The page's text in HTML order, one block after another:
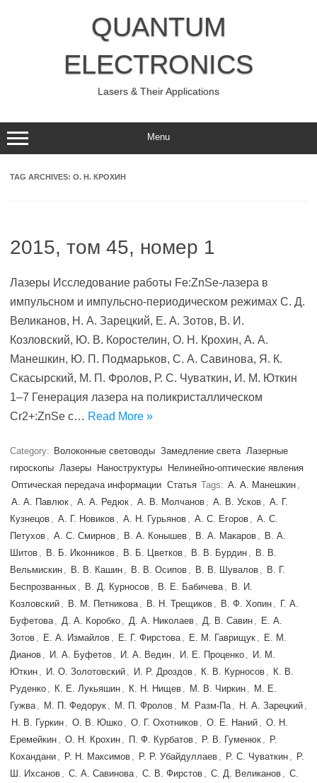
QUANTUM
ELECTRONICS
Lasers & Their Applications
Menu
TAG ARCHIVES: О. Н. КРОХИН
2015, том 45, номер 1
Лазеры Исследование работы Fe:ZnSe-лазера в
импульсном и импульсно-периодическом режимах С. Д.
Великанов, Н. А. Зарецкий, Е. А. Зотов, В. И.
Козловский, Ю. В. Коростелин, О. Н. Крохин, А. А.
Манешкин, Ю. П. Подмарьков, С. А. Савинова, Я. К.
Скасырский, М. П. Фролов, Р. С. Чуваткин, И. М. Юткин
1–7 Генерация лазера на поликристаллическом
Cr2+:ZnSe с… Read More »
Category: Волоконные световоды Замедление света Лазерные
гироскопы Лазеры Наноструктуры
Нелинейно-оптические явления
Оптическая передача информации Статья Tags: А. А. Манешкин ,
А. А. Павлюк , А. А. Редюк , А. В. Молчанов , А. В. Усков , А. Г.
Кузнецов , А. Г. Новиков , А. Н. Гурьянов , А. С. Егоров , А. С.
Петухов , А. С. Смирнов , В. А. Конышев , В. А. Макаров , В. А.
Шитов , В. Б. Иконников , В. Б. Цветков , В. В. Бурдин , В. В.
Вельмискин , В. В. Кашин , В. В. Осипов , В. В. Шувалов , В. Г.
Беспрозванных , В. Д. Курносов , В. Е. Бабичева , В. И.
Козловский , В. М. Петникова , В. Н. Трещиков , В. Ф. Хопин , Г. А.
Буфетова , Д. А. Коробко , Д. А. Николаев , Д. В. Савин , Е. А.
Зотов , Е. А. Измайлов , Е. Г. Фирстова , Е. М. Гаврищук , Е. М.
Дианов , И. А. Буфетов , И. А. Ведин , И. Е. Проценко , И. М.
Юткин , И. О. Золотовский , И. Р. Дроздов , К. В. Курносов , К. В.
Руденко , К. Е. Лукьяшин , К. Н. Нищев , М. В. Чиркин , М. Е.
Гужва , М. П. Федорук , М. П. Фролов , М. Разм-Па , Н. А. Зарецкий ,
Н. В. Гуркин , О. В. Юшко , О. Г. Охотников , О. Е. Наний , О. Н.
Еремейкин , О. Н. Крохин , П. Ф. Курбатов , Р. В. Гуменюк , Р.
Кохандани , Р. Н. Максимов , Р. Р. Убайдуллаев , Р. С. Чуваткин , Р.
Ш. Ихсанов , С. А. Савинова , С. В. Фирстов , С. Д. Великанов , С.